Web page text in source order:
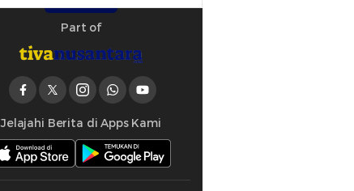
Part of
Jelajahi Berita di Apps Kami